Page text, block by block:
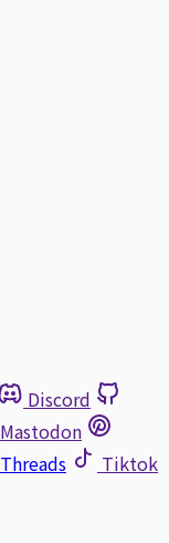
Discord
Mastodon
Threads
Tiktok